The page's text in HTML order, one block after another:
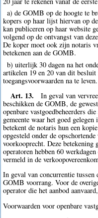
a) de GOMB op de hoogte te
kopers op haar lijst hiervan op
kan publiceren op haar website
volgend op de ontvangst van
De koper moet ook zijn notaris
betekenen aan de GOMB.
b) uiterlijk 30 dagen na het
artikelen 19 en 20 van dit
toegangsvoorwaarden na te leven.
Art. 13.
In geval van
beschikken de GOMB, de
openbare vastgoedbeheerders
gemeente waar het goed
betekent de notaris hun een
opgesteld onder de
voorkooprecht. Deze betekening
operatoren hebben 60
vermeld in de
In geval van concurrentie tussen
GOMB voorrang. Voor de
operator die het aanbod
Voorwaarden voor openbare